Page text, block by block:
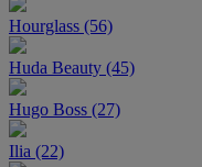
Hourglass (56)
Huda Beauty (45)
Hugo Boss (27)
Ilia (22)